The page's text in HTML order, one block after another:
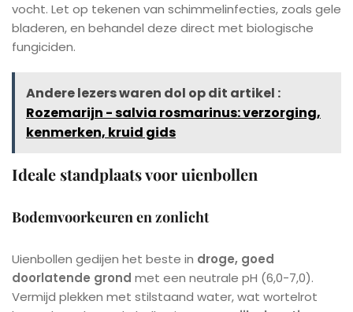
vocht. Let op tekenen van schimmelinfecties, zoals gele
bladeren, en behandel deze direct met biologische
fungiciden.
Andere lezers waren dol op dit artikel :
Rozemarijn - salvia rosmarinus: verzorging,
kenmerken, kruid gids
Ideale standplaats voor uienbollen
Bodemvoorkeuren en zonlicht
Uienbollen gedijen het beste in droge, goed
doorlatende grond met een neutrale pH (6,0-7,0).
Vermijd plekken met stilstaand water, wat wortelrot